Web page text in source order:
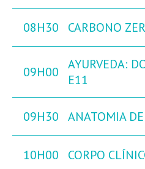
08H30 CARBONO
09H00
AYURVEDA:
E11
09H30 ANATOMIA
10H00 CORPO